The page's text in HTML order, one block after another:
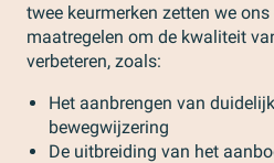
twee keurmerken zetten we
maatregelen om de kwaliteit
verbeteren, zoals:
Het aanbrengen van
bewegwijzering
De uitbreiding van het